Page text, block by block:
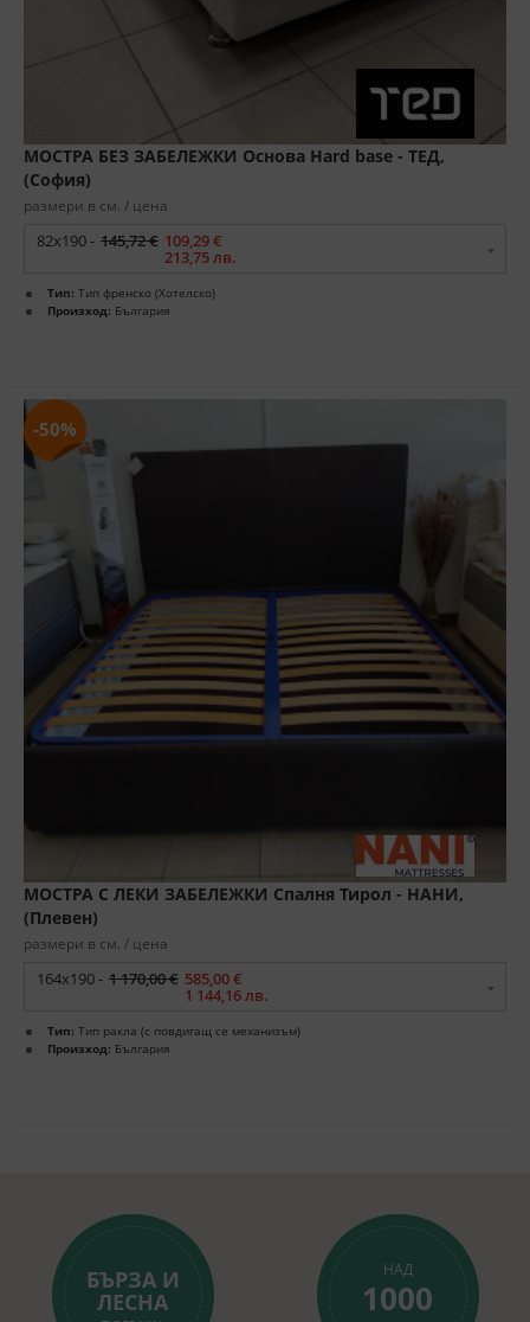
МОСТРА БЕЗ ЗАБЕЛЕЖКИ Основа Hard base - ТЕД,
(София)
размери в см. / цена
82x190 - 145,72 € 109,29 €
213,75 лв.
Тип: Тип френско (Хотелско)
Произход: България
-50%
МОСТРА С ЛЕКИ ЗАБЕЛЕЖКИ Спалня Тирол - НАНИ,
(Плевен)
размери в см. / цена
164x190 - 1 170,00 € 585,00 €
1 144,16 лв.
Тип: Тип ракла (с повдигащ се механизъм)
Произход: България
БЪРЗА И
ЛЕСНА
НАД
1000